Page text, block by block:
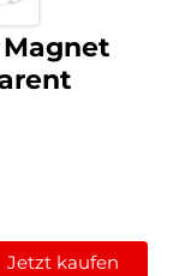
Jetzt kaufen